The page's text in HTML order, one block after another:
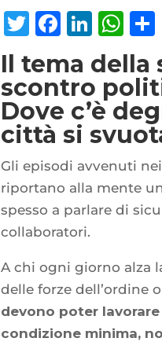
Twitter
Il tema della
scontro
Dove c’è
città si
Gli episodi avvenuti
riportano alla mente
spesso a parlare di
collaboratori.
A chi ogni giorno alza
delle forze dell’ordine
devono poter
condizione minima,